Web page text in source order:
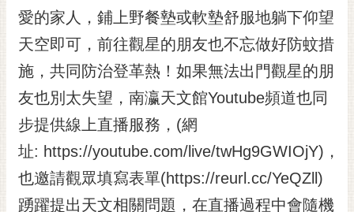
資
料
開
放
宣
告
市
府
交
通
愛的家人，鋪上野餐墊或軟墊舒服地躺下仰望
天空即可，前往觀星的朋友也不忘做好防蚊措
施，共同防治登革熱！如果無法出門觀星的朋
友也別太失望，南瀛天文館Youtube頻道也同
步提供線上直播服務，(網
址: https://youtube.com/live/twHg9GWIOjY)，
也邀請觀眾填寫表單(https://reurl.cc/YeQZll)
踴躍提出天文相關問題，在直播過程中會隨機